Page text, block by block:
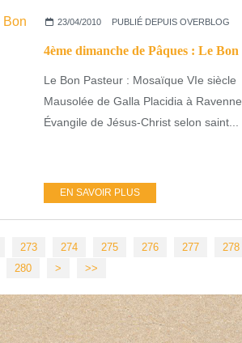
23/04/2010 PUBLIÉ DEPUIS OVERBLOG
Le Bon Pasteur : Mosaïque VIe siècle
Mausolée de Galla Placidia à Ravenne.
Évangile de Jésus-Christ selon saint...
EN SAVOIR PLUS
273 274 275 276 277
278
280 > >>